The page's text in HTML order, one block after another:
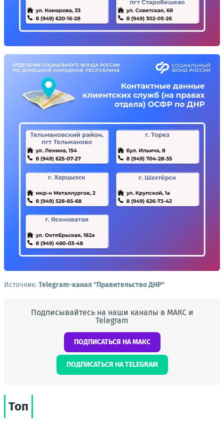
Источник: Telegram-канал "Правительство ДНР"
Подписывайтесь на наши каналы в МАКС и
Telegram
ПОДПИСАТЬСЯ НА МАКС
ПОДПИСАТЬСЯ НА TELEGRAM
Топ